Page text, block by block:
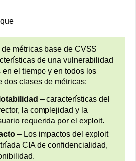
de métricas base de CVSS
de una vulnerabilidad
en el tiempo y en todos los
dos clases de métricas:
– características del
la complejidad y la
requerida por el exploit.
– Los impactos del exploit
CIA de confidencialidad,